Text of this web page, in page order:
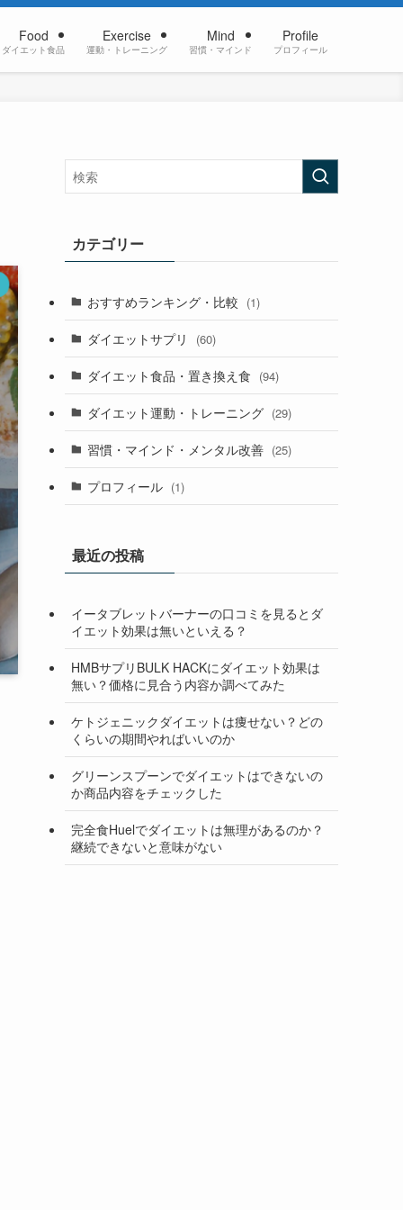
Food
ダイエット食品
Exercise
運動・トレーニング
Mind
習慣・マインド
Profile
プロフィール
カテゴリー
おすすめランキング・比較 (1)
ダイエットサプリ (60)
ダイエット食品・置き換え食 (94)
ダイエット運動・トレーニング (29)
習慣・マインド・メンタル改善 (25)
プロフィール (1)
最近の投稿
イータブレットバーナーの口コミを見るとダ
イエット効果は無いといえる？
HMBサプリBULK HACKにダイエット効果は
無い？価格に見合う内容か調べてみた
ケトジェニックダイエットは痩せない？どの
くらいの期間やればいいのか
グリーンスプーンでダイエットはできないの
か商品内容をチェックした
完全食Huelでダイエットは無理があるのか？
継続できないと意味がない